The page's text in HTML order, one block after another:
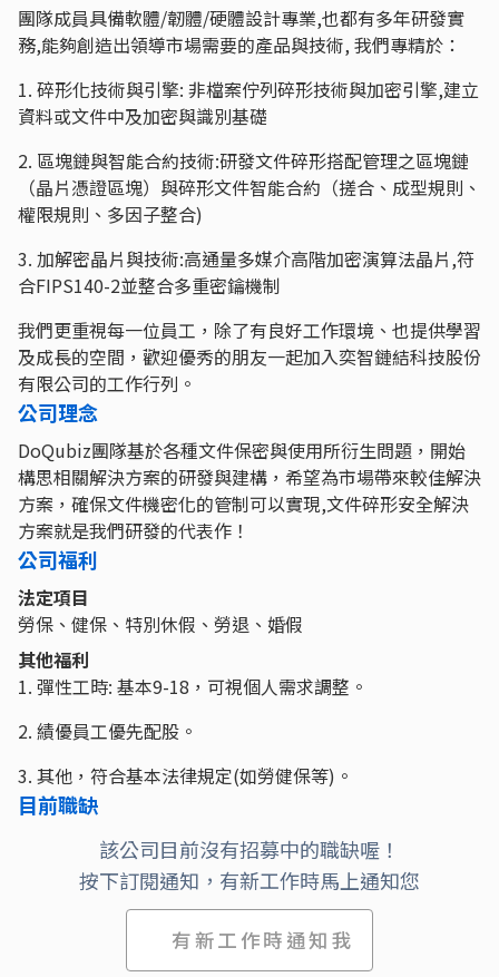
團隊成員具備軟體/韌體/硬體設計專業,也都有多年研發實
務,能夠創造出領導市場需要的產品與技術, 我們專精於：
1. 碎形化技術與引擎: 非檔案佇列碎形技術與加密引擎,建立
資料或文件中及加密與識別基礎
2. 區塊鏈與智能合約技術:研發文件碎形搭配管理之區塊鏈
（晶片憑證區塊）與碎形文件智能合約（搓合、成型規則、
權限規則、多因子整合)
3. 加解密晶片與技術:高通量多媒介高階加密演算法晶片,符
合FIPS140-2並整合多重密鑰機制
我們更重視每一位員工，除了有良好工作環境、也提供學習
及成長的空間，歡迎優秀的朋友一起加入奕智鏈結科技股份
有限公司的工作行列。
公司理念
DoQubiz團隊基於各種文件保密與使用所衍生問題，開始
構思相關解決方案的研發與建構，希望為市場帶來較佳解決
方案，確保文件機密化的管制可以實現,文件碎形安全解決
方案就是我們研發的代表作！
公司福利
法定項目
勞保、健保、特別休假、勞退、婚假
其他福利
1. 彈性工時: 基本9-18，可視個人需求調整。
2. 績優員工優先配股。
3. 其他，符合基本法律規定(如勞健保等)。
目前職缺
該公司目前沒有招募中的職缺喔！
按下訂閱通知，有新工作時馬上通知您
有新工作時通知我